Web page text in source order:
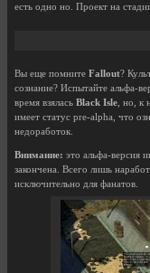
есть одно но. Проект на
Вы еще помните Fallout?
сознание? Испытайте альфа-
время взялась Black Isle , но, к
имеет статус pre-alpha, что
недоработок.
Внимание: это альфа-версия
закончена. Всего лишь
исключительно для фанатов.